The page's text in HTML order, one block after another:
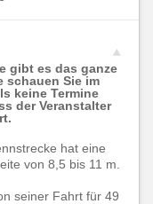
gibt es das ganze
schauen Sie im
keine Termine
der Veranstalter
hat eine
von 8,5 bis 11 m.
seiner Fahrt für 49